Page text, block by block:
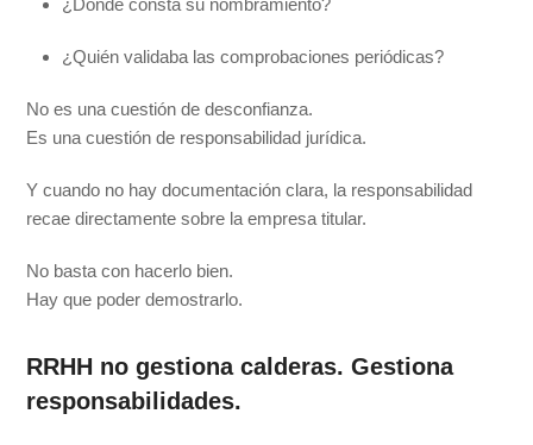
¿Dónde consta su nombramiento?
¿Quién validaba las comprobaciones periódicas?
No es una cuestión de desconfianza.
Es una cuestión de responsabilidad jurídica.
Y cuando no hay documentación clara, la responsabilidad
recae directamente sobre la empresa titular.
No basta con hacerlo bien.
Hay que poder demostrarlo.
RRHH no gestiona calderas. Gestiona
responsabilidades.